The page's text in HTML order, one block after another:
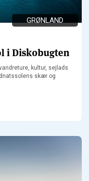
GRØNLAND
i Diskobugten
kultur, sejlads
skær og